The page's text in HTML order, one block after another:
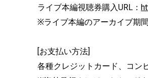
ライブ本編視聴券購入URL：
※ライブ本編のアーカイブ期
[お支払い方法]
各種クレジットカード、コン